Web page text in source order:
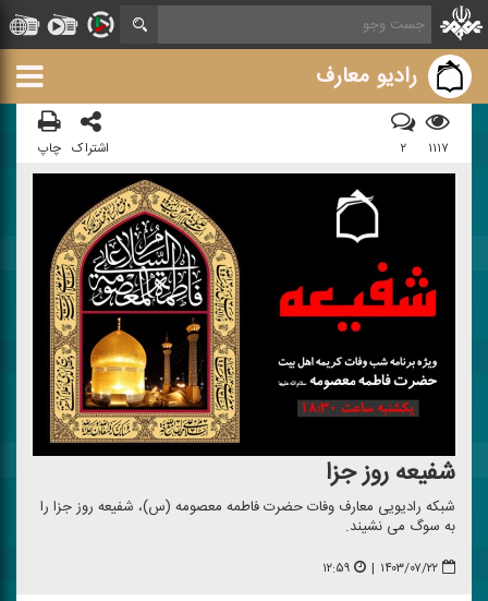
رادیو معارف
۱۱۱۷ ۲ اشتراک چاپ
شفیعه روز جزا
شبكه رادیویی معارف وفات حضرت فاطمه معصومه (س)، شفیعه روز جزا را
به سوگ می نشیند.
۱۴۰۳/۰۷/۲۲ | ۱۲:۵۹